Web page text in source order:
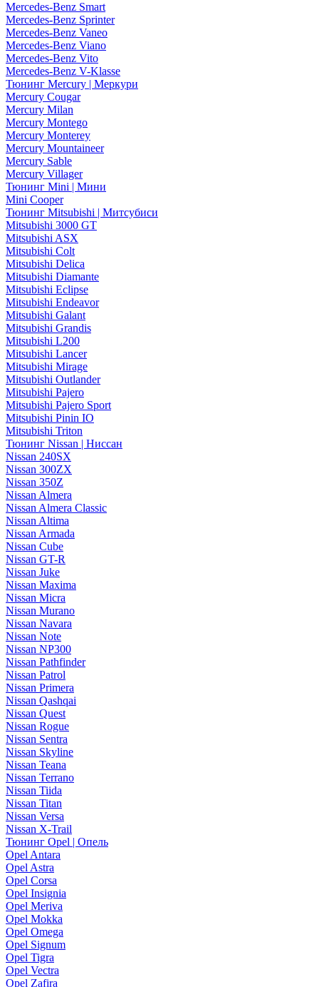
Mercedes-Benz Smart
Mercedes-Benz Sprinter
Mercedes-Benz Vaneo
Mercedes-Benz Viano
Mercedes-Benz Vito
Mercedes-Benz V-Klasse
Тюнинг Mercury | Меркури
Mercury Cougar
Mercury Milan
Mercury Montego
Mercury Monterey
Mercury Mountaineer
Mercury Sable
Mercury Villager
Тюнинг Mini | Мини
Mini Cooper
Тюнинг Mitsubishi | Митсубиси
Mitsubishi 3000 GT
Mitsubishi ASX
Mitsubishi Colt
Mitsubishi Delica
Mitsubishi Diamante
Mitsubishi Eclipse
Mitsubishi Endeavor
Mitsubishi Galant
Mitsubishi Grandis
Mitsubishi L200
Mitsubishi Lancer
Mitsubishi Mirage
Mitsubishi Outlander
Mitsubishi Pajero
Mitsubishi Pajero Sport
Mitsubishi Pinin IO
Mitsubishi Triton
Тюнинг Nissan | Ниссан
Nissan 240SX
Nissan 300ZX
Nissan 350Z
Nissan Almera
Nissan Almera Classic
Nissan Altima
Nissan Armada
Nissan Cube
Nissan GT-R
Nissan Juke
Nissan Maxima
Nissan Micra
Nissan Murano
Nissan Navara
Nissan Note
Nissan NP300
Nissan Pathfinder
Nissan Patrol
Nissan Primera
Nissan Qashqai
Nissan Quest
Nissan Rogue
Nissan Sentra
Nissan Skyline
Nissan Teana
Nissan Terrano
Nissan Tiida
Nissan Titan
Nissan Versa
Nissan X-Trail
Тюнинг Opel | Опель
Opel Antara
Opel Astra
Opel Corsa
Opel Insignia
Opel Meriva
Opel Mokka
Opel Omega
Opel Signum
Opel Tigra
Opel Vectra
Opel Zafira